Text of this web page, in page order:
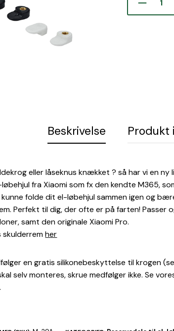
Beskrivelse Produkt
eller låseknus knækket ? så har vi en ny
fra Xiaomi som fx den kendte M365,
kunne folde dit el-løbehjul sammen igen og
Perfekt til dig, der ofte er på farten! Passer
samt den originale Xiaomi Pro.
skulderremher
en gratis silikonebeskyttelse til krogen
selv monteres, skrue medfølger ikke. Se
.